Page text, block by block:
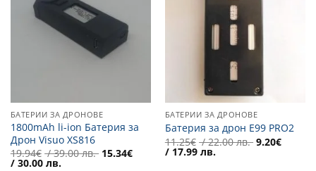
БАТЕРИИ ЗА ДРОНОВЕ
1800mAh li-ion Батерия за
Дрон Visuo XS816
19.94€ / 39.00 лв. Original
15.34€
/ 30.00 лв.Текущата
БАТЕРИИ ЗА ДРОНОВЕ
Батерия за дрон E99 PRO2
11.25€ / 22.00 лв. Original
9.20€
/ 17.99 лв.Текущата